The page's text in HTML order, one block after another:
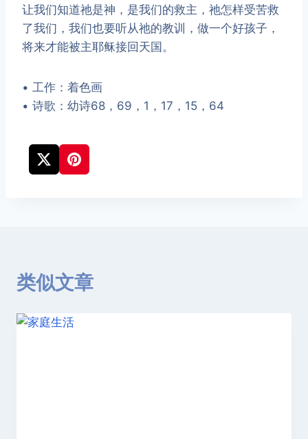
让我们知道祂是神，是我们的救主，祂怎样受苦救
了我们，我们也要听从祂的教训，做一个好孩子，
将来才能被主耶稣接回天国。
• 工作：着色画
• 诗歌：幼诗68，69，1，17，15，64
类似文章